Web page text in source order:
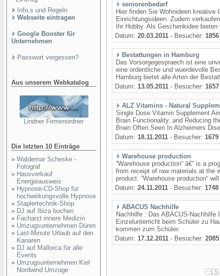
Info,s und Regeln
Webseite eintragen
Google Booster für
Unternehmen
Passwort vergessen?
Aus unserem Webkatalog
Lindner Firmenordner
Die letzten 10 Einträge
» Waldemar Scheske -
Fotograf
» Hausverkauf
Energieausweis
» Hypnose-CD-Shop für
hochwirkungsvolle Hypnose
» Staplertechnik-Shop
» DJ auf Ibiza buchen
» Facharzt innere Medizin
» Umzugsunternehmen Düren
» Last-Minute Urlaub auf den
Kanaren
» DJ auf Mallorca für alle
Events
» Umzugsunternehmen Kiel
Nordwind Umzüge
seniorenbedarf
Hier finden Sie Wohnideen kreative
Einrichtungsideen. Zudem
Ihr Hobby. Als Geschenkidee
Datum: 20.03.2011 - Besucher: 1856
Bestattungen in Hamburg
Das Vorsorgegespraech ist eine
eine ordentliche und wuerdevolle
Hamburg bietet alle Arten der
Datum: 13.05.2011 - Besucher: 1657
ALZ Vitamins - Natural
Single Dose Vitamin Supplement
Brain Functionality, and Reducing
Brain Often Seen In Alzheimers
Datum: 18.11.2011 - Besucher: 1679
Warehouse production
“Warehouse production“ â€“ is a
from receipt of raw materials at the
product. “Warehouse production“
Datum: 24.11.2011 - Besucher: 1748
ABACUS Nachhilfe
Nachhilfe : Das ABACUS-
Einzelunterricht beim Schüler zu
kommen zum Schüler.
Datum: 17.12.2011 - Besucher: 2085